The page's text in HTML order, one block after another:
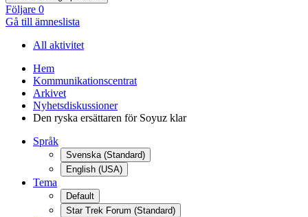
Följare 0
Gå till ämneslista
All aktivitet
Hem
Kommunikationscentrat
Arkivet
Nyhetsdiskussioner
Den ryska ersättaren för Soyuz klar
Språk
Svenska (Standard)
English (USA)
Tema
Default
Star Trek Forum (Standard)